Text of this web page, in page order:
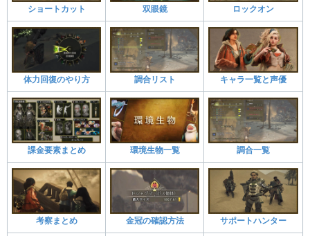
ショートカット 双眼鏡 ロックオン
体力回復のやり方 調合リスト キャラ一覧と声優
課金要素まとめ 環境生物一覧 調合一覧
考察まとめ 金冠の確認方法 サポートハンター